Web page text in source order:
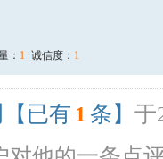
： 1 诚信度： 1
【已有 1 条】 于